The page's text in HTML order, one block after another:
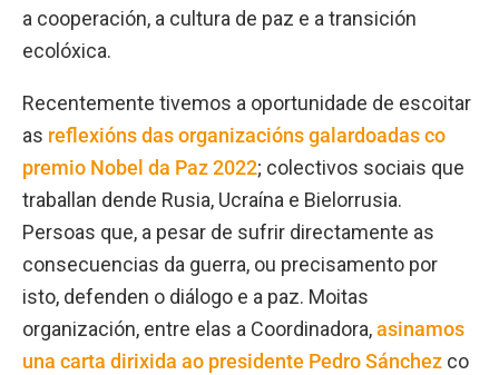
a cooperación, a cultura de paz e a transición
ecolóxica.
Recentemente tivemos a oportunidade de escoitar
as reflexións das organizacións galardoadas co
premio Nobel da Paz 2022; colectivos sociais que
traballan dende Rusia, Ucraína e Bielorrusia.
Persoas que, a pesar de sufrir directamente as
consecuencias da guerra, ou precisamento por
isto, defenden o diálogo e a paz. Moitas
organización, entre elas a Coordinadora,asinamos
una carta dirixida ao presidente Pedro Sánchez co